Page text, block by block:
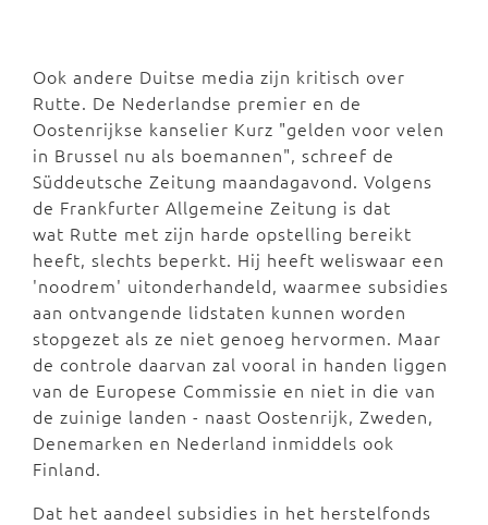
Ook andere Duitse media zijn kritisch over
Rutte. De Nederlandse premier en de
Oostenrijkse kanselier Kurz "gelden voor velen
in Brussel nu als boemannen", schreef de
Süddeutsche Zeitung maandagavond. Volgens
de Frankfurter Allgemeine Zeitung is dat
wat Rutte met zijn harde opstelling bereikt
heeft, slechts beperkt. Hij heeft weliswaar een
'noodrem' uitonderhandeld, waarmee subsidies
aan ontvangende lidstaten kunnen worden
stopgezet als ze niet genoeg hervormen. Maar
de controle daarvan zal vooral in handen liggen
van de Europese Commissie en niet in die van
de zuinige landen - naast Oostenrijk, Zweden,
Denemarken en Nederland inmiddels ook
Finland.
Dat het aandeel subsidies in het herstelfonds